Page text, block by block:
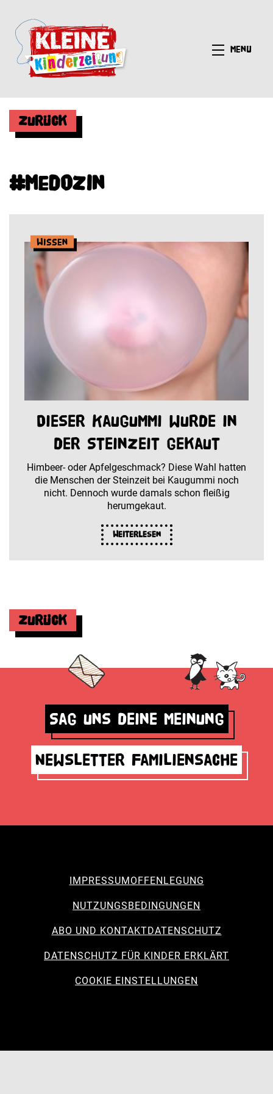
Menü
Zurück
#Medozin
Wissen
Dieser Kaugummi wurde in
der Steinzeit gekaut
Himbeer- oder Apfelgeschmack? Diese Wahl hatten
die Menschen der Steinzeit bei Kaugummi noch
nicht. Dennoch wurde damals schon fleißig
herumgekaut.
Weiterlesen
Zurück
Sag uns deine Meinung
Newsletter Familiensache
IMPRESSUMOFFENLEGUNG
NUTZUNGSBEDINGUNGEN
ABO UND KONTAKTDATENSCHUTZ
DATENSCHUTZ FÜR KINDER ERKLÄRT
COOKIE EINSTELLUNGEN